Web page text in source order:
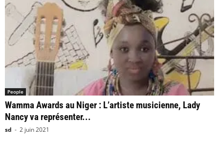
People
Wamma Awards au Niger : L’artiste musicienne, Lady
Nancy va représenter...
sd - 2 juin 2021